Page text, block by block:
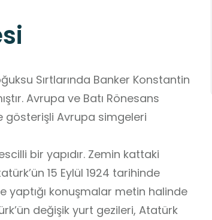
Sırtlarında Banker Konstantin
Avrupa ve Batı Rönesans
gösterişli Avrupa simgeleri
bir yapıdır. Zemin kattaki
15 Eylül 1924 tarihinde
yaptığı konuşmalar metin halinde
değişik yurt gezileri, Atatürk